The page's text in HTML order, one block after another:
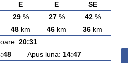
E E SE
29% 27% 42%
48 km 46 km 36 km
20:31
Apus luna: 14:47